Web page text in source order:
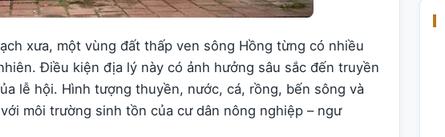
xưa, một vùng đất thấp ven sông Hồng từng có nhiều
Điều kiện địa lý này có ảnh hưởng sâu sắc đến truyền
lễ hội. Hình tượng thuyền, nước, cá, rồng, bến sông và
môi trường sinh tồn của cư dân nông nghiệp – ngư